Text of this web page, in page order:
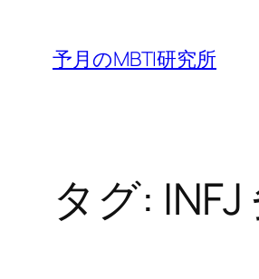
予月のMBTI研究所
タグ: